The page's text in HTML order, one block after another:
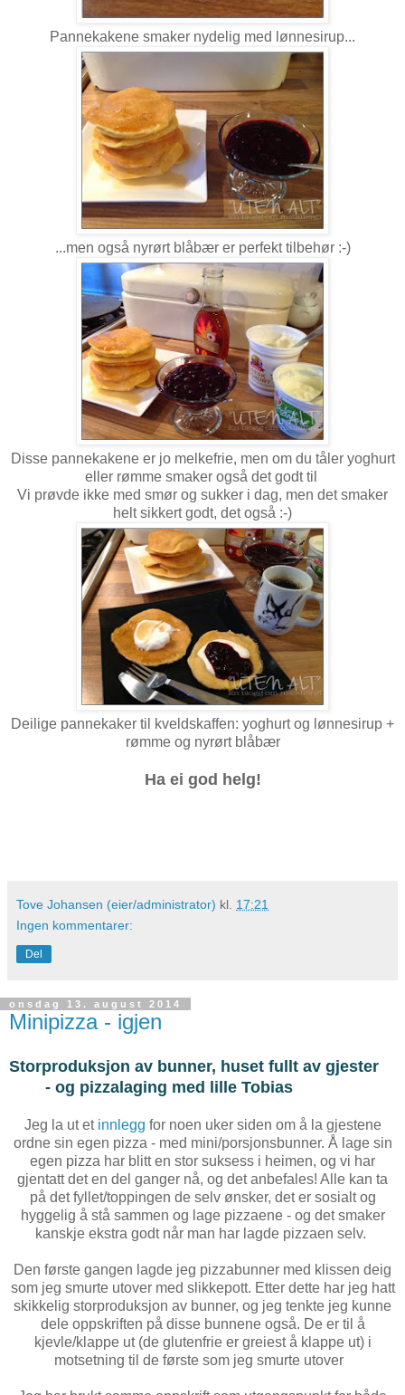
Pannekakene smaker nydelig med lønnesirup...
...men også nyrørt blåbær er perfekt tilbehør :-)
Disse pannekakene er jo melkefrie, men om du tåler yoghurt
eller rømme smaker også det godt til
Vi prøvde ikke med smør og sukker i dag, men det smaker
helt sikkert godt, det også :-)
Deilige pannekaker til kveldskaffen: yoghurt og lønnesirup +
rømme og nyrørt blåbær
Ha ei god helg!
Tove Johansen (eier/administrator) kl. 17:21
Ingen kommentarer:
Del
onsdag 13. august 2014
Minipizza - igjen
Storproduksjon av bunner, huset fullt av gjester
- og pizzalaging med lille Tobias
Jeg la ut et innlegg for noen uker siden om å la gjestene
ordne sin egen pizza - med mini/porsjonsbunner. Å lage sin
egen pizza har blitt en stor suksess i heimen, og vi har
gjentatt det en del ganger nå, og det anbefales! Alle kan ta
på det fyllet/toppingen de selv ønsker, det er sosialt og
hyggelig å stå sammen og lage pizzaene - og det smaker
kanskje ekstra godt når man har lagde pizzaen selv.
Den første gangen lagde jeg pizzabunner med klissen deig
som jeg smurte utover med slikkepott. Etter dette har jeg hatt
skikkelig storproduksjon av bunner, og jeg tenkte jeg kunne
dele oppskriften på disse bunnene også. De er til å
kjevle/klappe ut (de glutenfrie er greiest å klappe ut) i
motsetning til de første som jeg smurte utover